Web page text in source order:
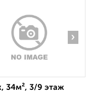
›
34м², 3/9 этаж